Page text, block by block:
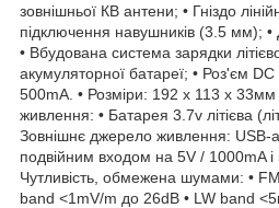
зовнішньої КВ антени; • Гніздо
підключення навушників (3.5 мм);
• Вбудована система зарядки
акумуляторної батареї; • Роз'єм
500mA. • Розміри: 192 x 113 x
живлення: • Батарея 3.7v літієва
Зовнішнє джерело живлення: USB-
подвійним входом на 5V / 1000mA і
Чутливість, обмежена шумами: •
band <1mV/m до 26dB • LW band